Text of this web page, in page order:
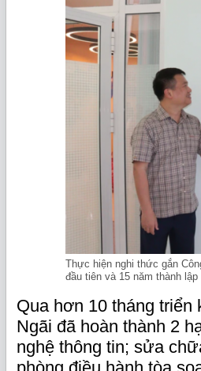
Thực hiện nghi thức gắn
đầu tiên và 15 năm thành
Qua hơn 10 tháng triển
Ngãi đã hoàn thành 2
nghệ thông tin; sửa